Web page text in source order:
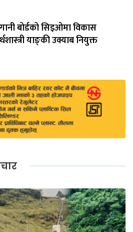
बोर्डको सिइओमा विकास
याङ्‌की उक्याब नियुक्त